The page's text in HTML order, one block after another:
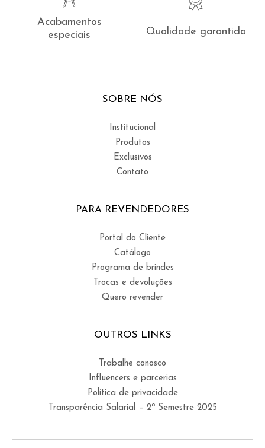
Acabamentos
especiais
Qualidade garantida
SOBRE NÓS
Institucional
Produtos
Exclusivos
Contato
PARA REVENDEDORES
Portal do Cliente
Catálogo
Programa de brindes
Trocas e devoluções
Quero revender
OUTROS LINKS
Trabalhe conosco
Influencers e parcerias
Política de privacidade
Transparência Salarial – 2º Semestre 2025